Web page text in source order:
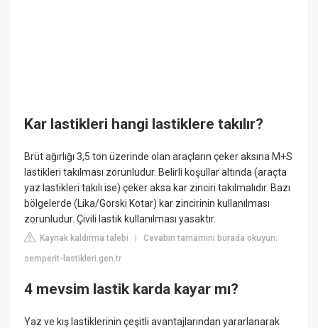
Kar lastikleri hangi lastiklere takılır?
Brüt ağırlığı 3,5 ton üzerinde olan araçların çeker aksına M+S
lastikleri takılması zorunludur. Belirli koşullar altında (araçta
yaz lastikleri takılı ise) çeker aksa kar zinciri takılmalıdır. Bazı
bölgelerde (Lika/Gorski Kotar) kar zincirinin kullanılması
zorunludur. Çivili lastik kullanılması yasaktır.
Kaynak kaldırma talebi |Cevabın tamamını burada okuyun:
semperit-lastikleri.gen.tr
4 mevsim lastik karda kayar mı?
Yaz ve kış lastiklerinin çeşitli avantajlarından yararlanarak